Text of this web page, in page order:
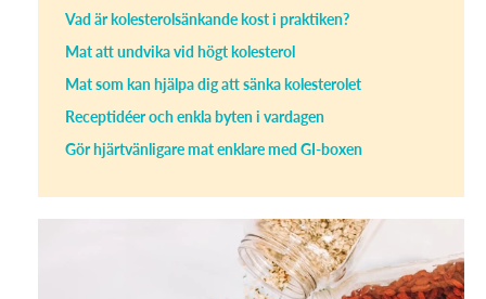
Vad är kolesterolsänkande kost i praktiken?
Mat att undvika vid högt kolesterol
Mat som kan hjälpa dig att sänka kolesterolet
Receptidéer och enkla byten i vardagen
Gör hjärtvänligare mat enklare med GI-boxen